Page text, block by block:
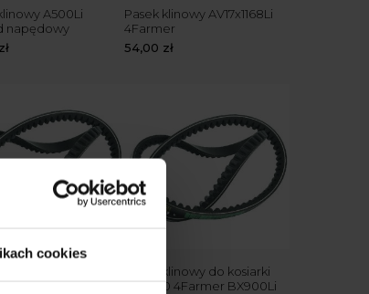
cookies
A500Li
napędowy
zł
Pasek klinowy AV17x1168Li
4Farmer
54,00 zł
BX1080Li
Pasek klinowy do kosiarki
AGF 140 4Farmer BX900Li